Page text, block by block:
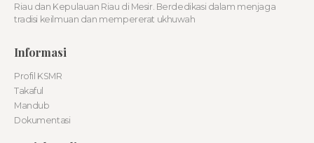
Riau dan Kepulauan Riau di Mesir. Berdedikasi dalam menjaga
tradisi keilmuan dan mempererat ukhuwah
Informasi
Profil KSMR
Takaful
Mandub
Dokumentasi